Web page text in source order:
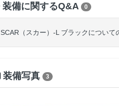
装備に関するQ&A 0
SCAR（スカー）-L ブラックについて
装備写真 3